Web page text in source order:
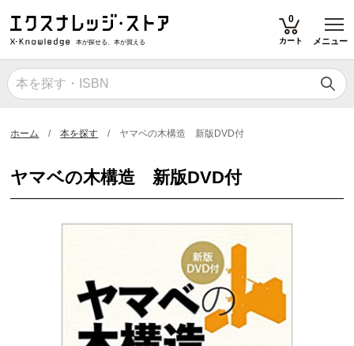
本が探せる、本が買える
0
カート メニュー
ホーム 本を探す ヤマベの木構造 新版DVD付
ヤマベの木構造 新版DVD付